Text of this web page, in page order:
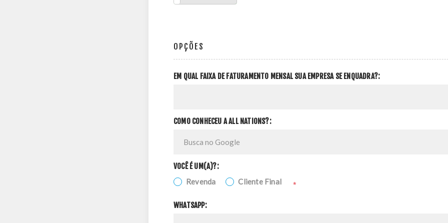
OPÇÕES
EM QUAL FAIXA DE FATURAMENTO MENSAL SUA EMPRESA SE ENQUADRA?:
COMO CONHECEU A ALL NATIONS?:
VOCÊ É UM(A)?:
Revenda Cliente Final *
WHATSAPP: